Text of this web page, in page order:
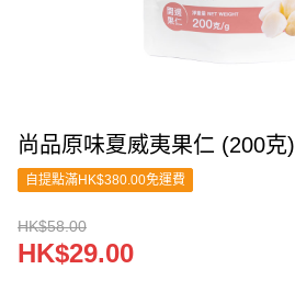
尚品原味夏威夷果仁 (200克)
自提點滿HK$380.00免運費
HK$58.00
HK$29.00